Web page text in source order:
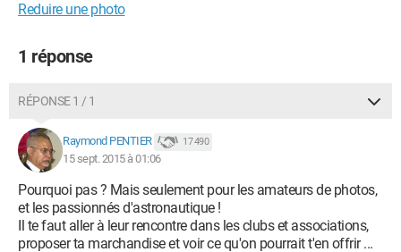
Reduire une photo
1 réponse
RÉPONSE 1 / 1
Raymond PENTIER 17 490
15 sept. 2015 à 01:06
Pourquoi pas ? Mais seulement pour les amateurs de photos,
et les passionnés d'astronautique !
Il te faut aller à leur rencontre dans les clubs et associations,
proposer ta marchandise et voir ce qu'on pourrait t'en offrir ...